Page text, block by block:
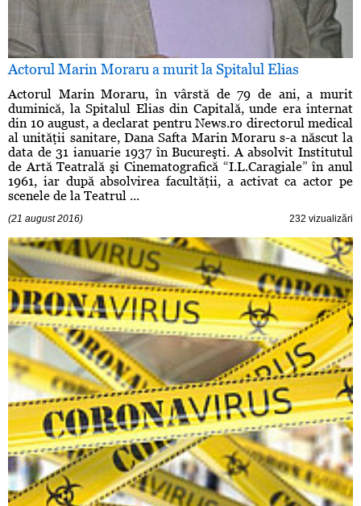
Actorul Marin Moraru a murit la Spitalul Elias
Actorul Marin Moraru, în vârstă de 79 de ani, a murit
duminică, la Spitalul Elias din Capitală, unde era internat
din 10 august, a declarat pentru News.ro directorul medical
al unităţii sanitare, Dana Safta Marin Moraru s-a născut la
data de 31 ianuarie 1937 în Bucureşti. A absolvit Institutul
de Artă Teatrală şi Cinematografică “I.L.Caragiale” în anul
1961, iar după absolvirea facultăţii, a activat ca actor pe
scenele de la Teatrul ...
(21 august 2016) 232 vizualizări